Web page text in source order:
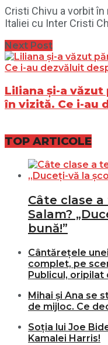
Cristi Chivu a vorbit
Italiei cu Inter Cristi
Next Post
Liliana și-a
în vizită. Ce i-au
TOP ARTICOLE
Câte clase
Salam?
bună!”
Cântărețele
complet, pe
Publicul, oripilat
Mihai și Ana se
de mijloc. Ce
Soția lui Joe
Kamalei Harris!